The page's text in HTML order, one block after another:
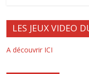
LES JEUX VIDEO
A découvrir ICI